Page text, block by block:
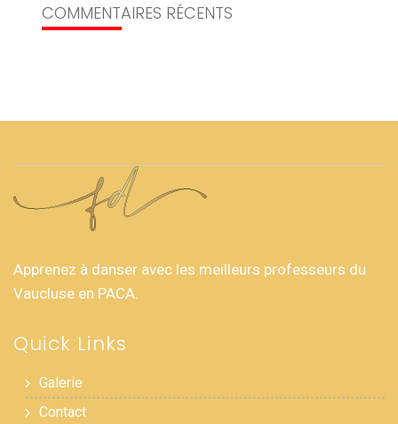
COMMENTAIRES RÉCENTS
Apprenez à danser avec les meilleurs professeurs du
Vaucluse en PACA.
Quick Links
Galerie
Contact